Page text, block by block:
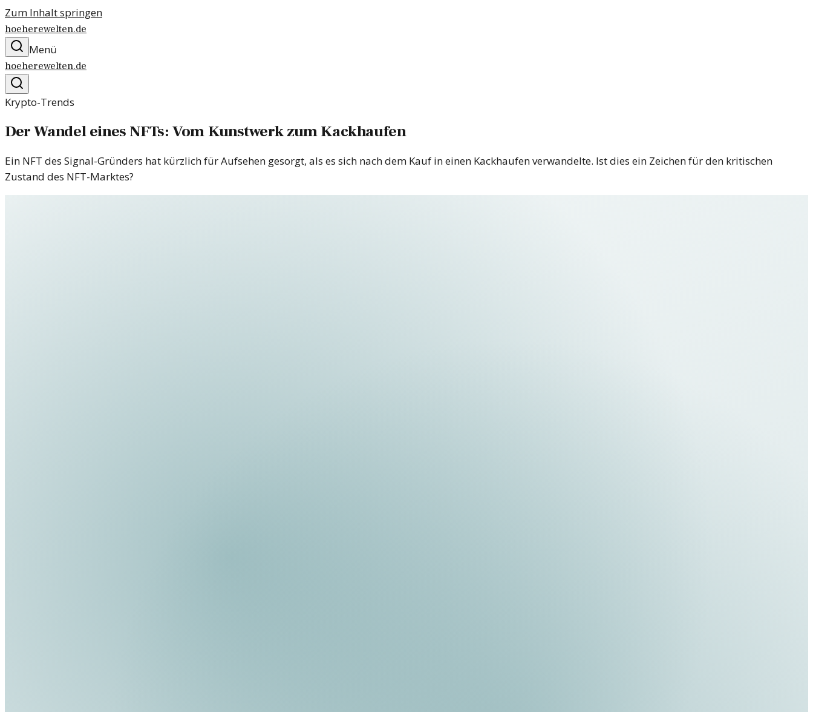
Zum Inhalt springen
hoeherewelten.de
Menü
hoeherewelten.de
Krypto-Trends
Der Wandel eines NFTs: Vom Kunstwerk zum Kackhaufen
Ein NFT des Signal-Gründers hat kürzlich für Aufsehen gesorgt, als es sich nach dem Kauf in einen Kackhaufen verwandelte. Ist dies ein Zeichen für den kritischen
Zustand des NFT-Marktes?